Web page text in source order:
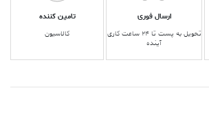
ارسال فوری
تحویل به پست تا ۲۴ ساعت کاری
آینده
تامین کننده
کالاسیون